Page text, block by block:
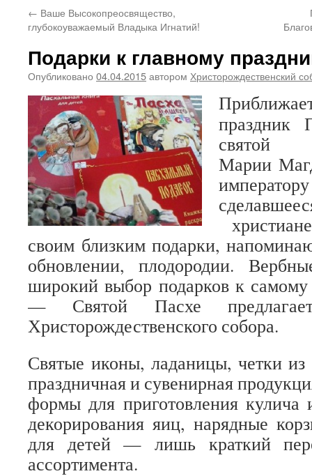
← Ваше Высокопреосвящество,
глубокоуважаемый Владыка Игнатий!
Подарки к главному
Опубликовано 04.04.2015автором Христорождественский
праздник
святой
Марии
своим близким подарки,
обновлении, плодородии.
широкий выбор подарков к самому
— Святой Пасхе
Христорождественского собора.
Святые иконы, ладаницы, четки из
праздничная и сувенирная
формы для приготовления
декорирования яиц, нарядные
для детей — лишь краткий
ассортимента.